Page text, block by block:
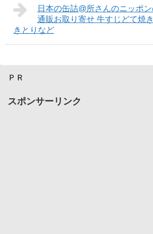
日本の缶詰@所さんのニッポ
通販お取り寄せ 牛すじどて焼
きとりなど
ＰＲ
スポンサーリンク